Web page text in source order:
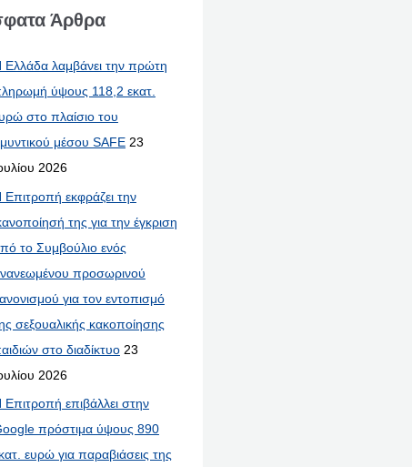
Άρθρα
Ελλάδα λαμβάνει την πρώτη
ύψους 118,2 εκατ.
στο πλαίσιο του
μέσου SAFE 23
2026
Επιτροπή εκφράζει την
της για την έγκριση
το Συμβούλιο ενός
προσωρινού
για τον εντοπισμό
σεξουαλικής κακοποίησης
στο διαδίκτυο 23
2026
Επιτροπή επιβάλλει στην
πρόστιμα ύψους 890
ευρώ για παραβιάσεις της